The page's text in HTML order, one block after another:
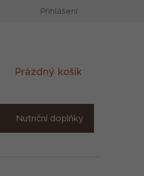
Přihlášení
Nákupní
Prázdný košík
Nutriční doplňky